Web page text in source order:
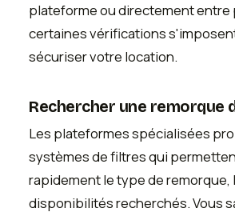
plateforme ou directement entre
certaines vérifications
sécuriser votre location.
Rechercher une remorque
Les plateformes spécialisées
systèmes de filtres qui
rapidement le type de remorque,
disponibilités recherchés. Vous